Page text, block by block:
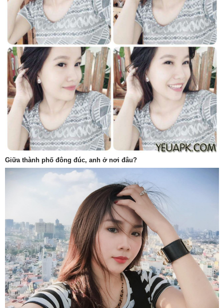
Giữa thành phố đông đúc, anh ở nơi đâu?